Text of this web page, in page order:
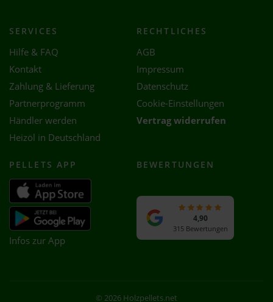
SERVICES
Hilfe & FAQ
Kontakt
Zahlung & Lieferung
Partnerprogramm
Händler werden
Heizöl in Deutschland
RECHTLICHES
AGB
Impressum
Datenschutz
Cookie-Einstellungen
Vertrag widerrufen
PELLETS APP
Infos zur App
BEWERTUNGEN
4,90
315 Bewertungen
© 2026 Holzpellets.net